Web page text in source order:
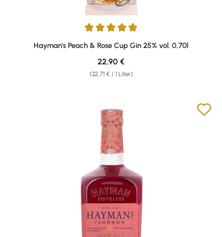
Durchschnittliche Bewertung von 5 von 5 Sternen
Hayman's Peach & Rose Cup Gin 25% vol. 0,70l
(32,71 € / 1 Liter)
Regulärer Preis:
22,90 €